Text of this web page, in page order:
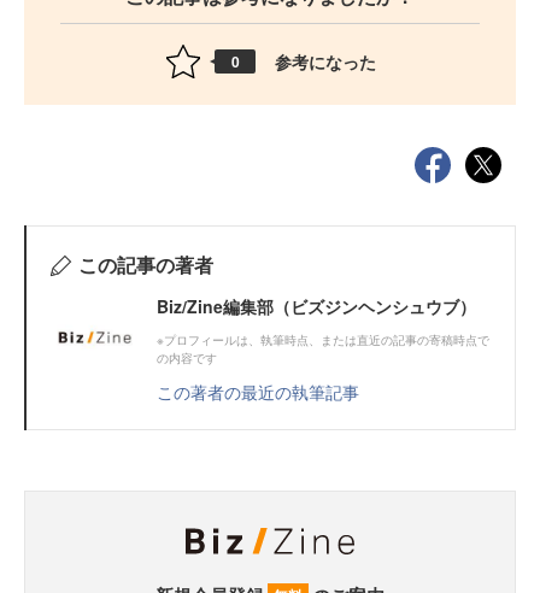
0 参考になった
この記事の著者
Biz/Zine編集部（ビズジンヘンシュウブ）
※プロフィールは、執筆時点、または直近の記事の寄稿時点で
の内容です
この著者の最近の執筆記事